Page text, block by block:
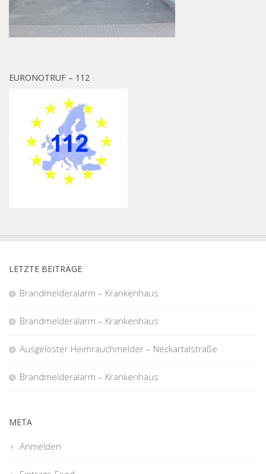
EURONOTRUF – 112
LETZTE BEITRÄGE
Brandmelderalarm – Krankenhaus
Brandmelderalarm – Krankenhaus
Ausgelöster Heimrauchmelder – Neckartalstraße
Brandmelderalarm – Krankenhaus
META
Anmelden